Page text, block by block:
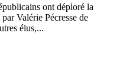
ont déploré la
Valérie Pécresse de
élus,...